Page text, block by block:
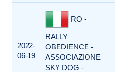
2022-
06-19
RO -
RALLY
OBEDIENCE -
ASSOCIAZIONE
SKY DOG -